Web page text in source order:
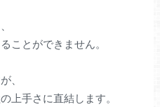
ことができません。
、
上手さに直結します。